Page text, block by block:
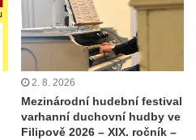
2. 8. 2026
Mezinárodní hudební festival
varhanní duchovní hudby ve
Filipově 2026 – XIX. ročník –